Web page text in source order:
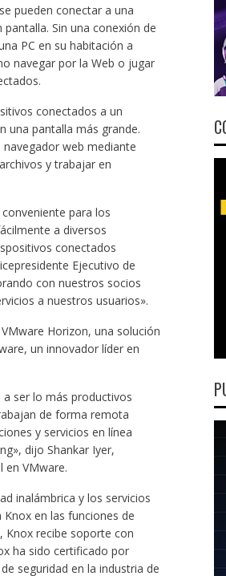
pueden conectar a una
Sin una conexión de
PC en su habitación a
navegar por la Web o jugar
conectados a un
una pantalla más grande.
web mediante
y trabajar en
para los
a diversos
conectados
Ejecutivo de
con nuestros socios
a nuestros usuarios».
Horizon, una solución
un innovador líder en
ser lo más productivos
de forma remota
y servicios en línea
dijo Shankar Iyer,
en VMware.
inalámbrica y los servicios
en las funciones de
Knox recibe soporte con
ha sido certificado por
seguridad en la industria de